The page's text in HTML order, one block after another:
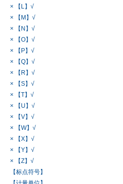
× 【L】√
× 【M】√
× 【N】√
× 【O】√
× 【P】√
× 【Q】√
× 【R】√
× 【S】√
× 【T】√
× 【U】√
× 【V】√
× 【W】√
× 【X】√
× 【Y】√
× 【Z】√
【标点符号】